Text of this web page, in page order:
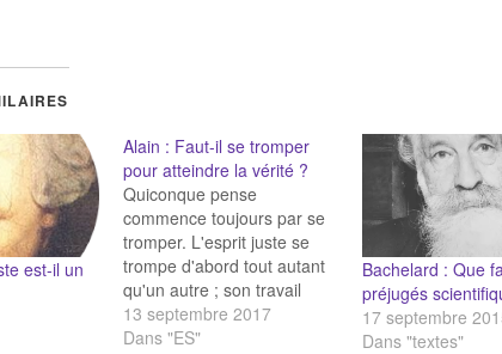
est-il un
Alain : Faut-il se tromper
pour atteindre la vérité ?
Quiconque pense
commence toujours par se
tromper. L'esprit juste se
trompe d'abord tout autant
qu'un autre ; son travail
propre est de revenir, de ne
point s'obstiner, de corriger
13 septembre 2017
Dans "ES"
Bachelard : Que
préjugés
17 septembre
Dans "textes"